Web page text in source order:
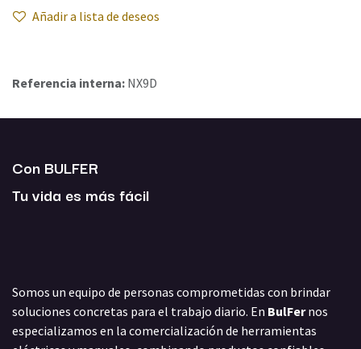
Añadir a lista de deseos
Referencia interna: NX9D
Con BULFER
Tu vida es más fácil
Somos un equipo de personas comprometidas con brindar
soluciones concretas para el trabajo diario. En BulFernos
especializamos en la comercialización de herramientas